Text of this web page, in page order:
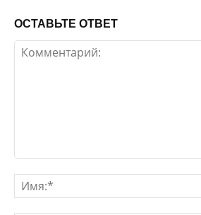
ОСТАВЬТЕ ОТВЕТ